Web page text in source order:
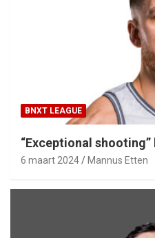
BNXT LEAGUE
“Exceptional
6 maart 2024 Mannus Etten